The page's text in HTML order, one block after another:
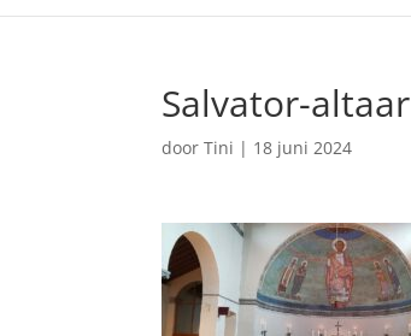
Salvator-altaar
doorTini | 18 juni 2024